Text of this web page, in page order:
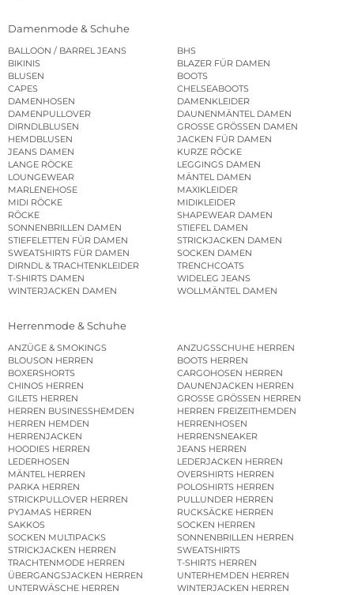
Damenmode & Schuhe
BALLOON / BARREL JEANS
BHS
BIKINIS
BLAZER FÜR DAMEN
BLUSEN
BOOTS
CAPES
CHELSEABOOTS
DAMENHOSEN
DAMENKLEIDER
DAMENPULLOVER
DAUNENMÄNTEL DAMEN
DIRNDLBLUSEN
GROSSE GRÖSSEN DAMEN
HEMDBLUSEN
JACKEN FÜR DAMEN
JEANS DAMEN
KURZE RÖCKE
LANGE RÖCKE
LEGGINGS DAMEN
LOUNGEWEAR
MÄNTEL DAMEN
MARLENEHOSE
MAXIKLEIDER
MIDI RÖCKE
MIDIKLEIDER
RÖCKE
SHAPEWEAR DAMEN
SONNENBRILLEN DAMEN
STIEFEL DAMEN
STIEFELETTEN FÜR DAMEN
STRICKJACKEN DAMEN
SWEATSHIRTS FÜR DAMEN
SOCKEN DAMEN
DIRNDL & TRACHTENKLEIDER
TRENCHCOATS
T-SHIRTS DAMEN
WIDELEG JEANS
WINTERJACKEN DAMEN
WOLLMÄNTEL DAMEN
Herrenmode & Schuhe
ANZÜGE & SMOKINGS
ANZUGSSCHUHE HERREN
BLOUSON HERREN
BOOTS HERREN
BOXERSHORTS
CARGOHOSEN HERREN
CHINOS HERREN
DAUNENJACKEN HERREN
GILETS HERREN
GROSSE GRÖSSEN HERREN
HERREN BUSINESSHEMDEN
HERREN FREIZEITHEMDEN
HERREN HEMDEN
HERRENHOSEN
HERRENJACKEN
HERRENSNEAKER
HOODIES HERREN
JEANS HERREN
LEDERHOSEN
LEDERJACKEN HERREN
MÄNTEL HERREN
OVERSHIRTS HERREN
PARKA HERREN
POLOSHIRTS HERREN
STRICKPULLOVER HERREN
PULLUNDER HERREN
PYJAMAS HERREN
RUCKSÄCKE HERREN
SAKKOS
SOCKEN HERREN
SOCKEN MULTIPACKS
SONNENBRILLEN HERREN
STRICKJACKEN HERREN
SWEATSHIRTS
TRACHTENMODE HERREN
T-SHIRTS HERREN
ÜBERGANGSJACKEN HERREN
UNTERHEMDEN HERREN
UNTERWÄSCHE HERREN
WINTERJACKEN HERREN